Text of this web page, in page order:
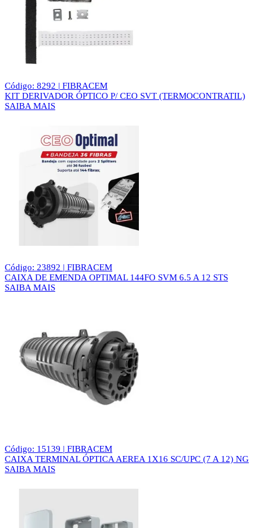
Código: 8292 | FIBRACEM
KIT DERIVADOR ÓPTICO P/ CEO SVT (TERMOCONTRATIL)
SAIBA MAIS
Código: 23892 | FIBRACEM
CAIXA DE EMENDA OPTIMAL 144FO SVM 6.5 A 12 STS
SAIBA MAIS
Código: 15139 | FIBRACEM
CAIXA TERMINAL ÓPTICA AEREA 1X16 SC/UPC (7 A 12) NG
SAIBA MAIS